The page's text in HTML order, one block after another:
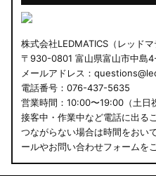
株式会社LEDMATICS（レッドマ
〒930-0801 富山県富山市中島
メールアドレス：
電話番号：076-437-5635
営業時間：10:00〜19:00（土日
接客中・作業中など電話に出る
つながらない場合は時間をおい
ールやお問い合わせフォームを